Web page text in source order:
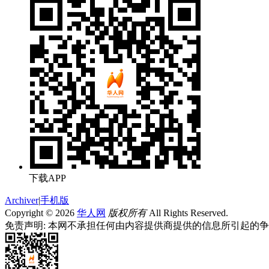
下载APP
Archiver|手机版
Copyright © 2026 华人网 版权所有All Rights Reserved.
免责声明: 本网不承担任何由内容提供商提供的信息所引起的争